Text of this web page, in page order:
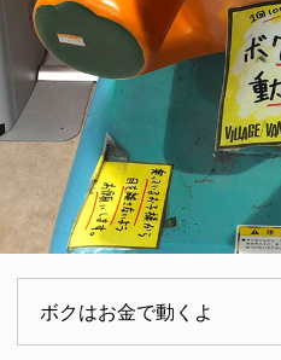
ボクはお金で動くよ